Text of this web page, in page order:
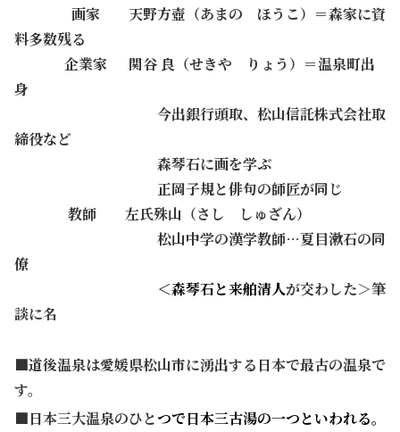
画家 天野方壺（あまの ほうこ）＝森家に資
料多数残る
企業家 関谷 良（せきや りょう）＝温泉町出
身
今出銀行頭取、松山信託株式会社取
締役など
森琴石に画を学ぶ
正岡子規と俳句の師匠が同じ
教師 左氏殊山（さし しゅざん）
松山中学の漢学教師…夏目漱石の同
僚
＜森琴石と来舶清人が交わした＞筆
談に名
■道後温泉は愛媛県松山市に湧出する日本で最古の温泉で
す。
■日本三大温泉のひとつで日本三古湯の一つといわれる。